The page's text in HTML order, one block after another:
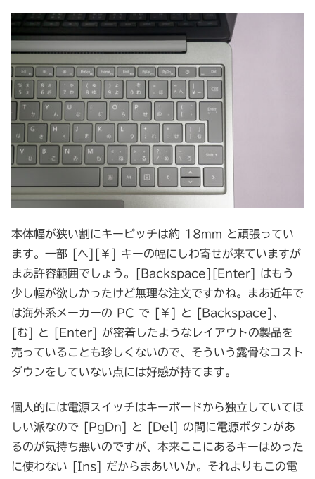
本体幅が狭い割にキーピッチは約 18mm と頑張ってい
ます。一部 [へ][￥] キーの幅にしわ寄せが来ていますが
まあ許容範囲でしょう。[Backspace][Enter] はもう
少し幅が欲しかったけど無理な注文ですかね。まあ近年で
は海外系メーカーの PC で [￥] と [Backspace]、
[む] と [Enter] が密着したようなレイアウトの製品を
売っていることも珍しくないので、そういう露骨なコスト
ダウンをしていない点には好感が持てます。
個人的には電源スイッチはキーボードから独立していてほ
しい派なので [PgDn] と [Del] の間に電源ボタンがあ
るのが気持ち悪いのですが、本来ここにあるキーはめった
に使わない [Ins] だからまあいいか。それよりもこの電